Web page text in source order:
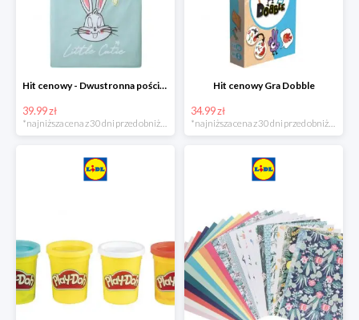
Hit cenowy - Dwustronna pościel z bawełny
39.99 zł
*najniższa cena z 30 dni przed obniżką
Hit cenowy Gra Dobble
34.99 zł
*najniższa cena z 30 dni przed obniżką